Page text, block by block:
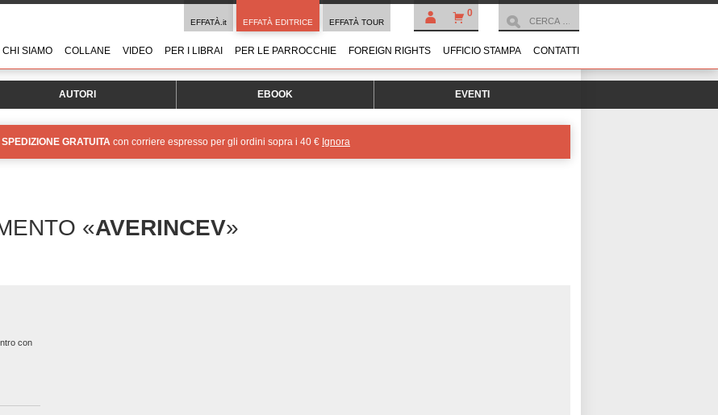
0
EFFATÀ.it EFFATÀ EDITRICE EFFATÀ TOUR
CHI SIAMO COLLANE VIDEO PER I LIBRAI PER LE PARROCCHIE FOREIGN RIGHTS UFFICIO STAMPA CONTATTI
AUTORI EBOOK EVENTI
SPEDIZIONE GRATUITA con corriere espresso per gli ordini sopra i 40 € Ignora
«AVERINCEV»
con